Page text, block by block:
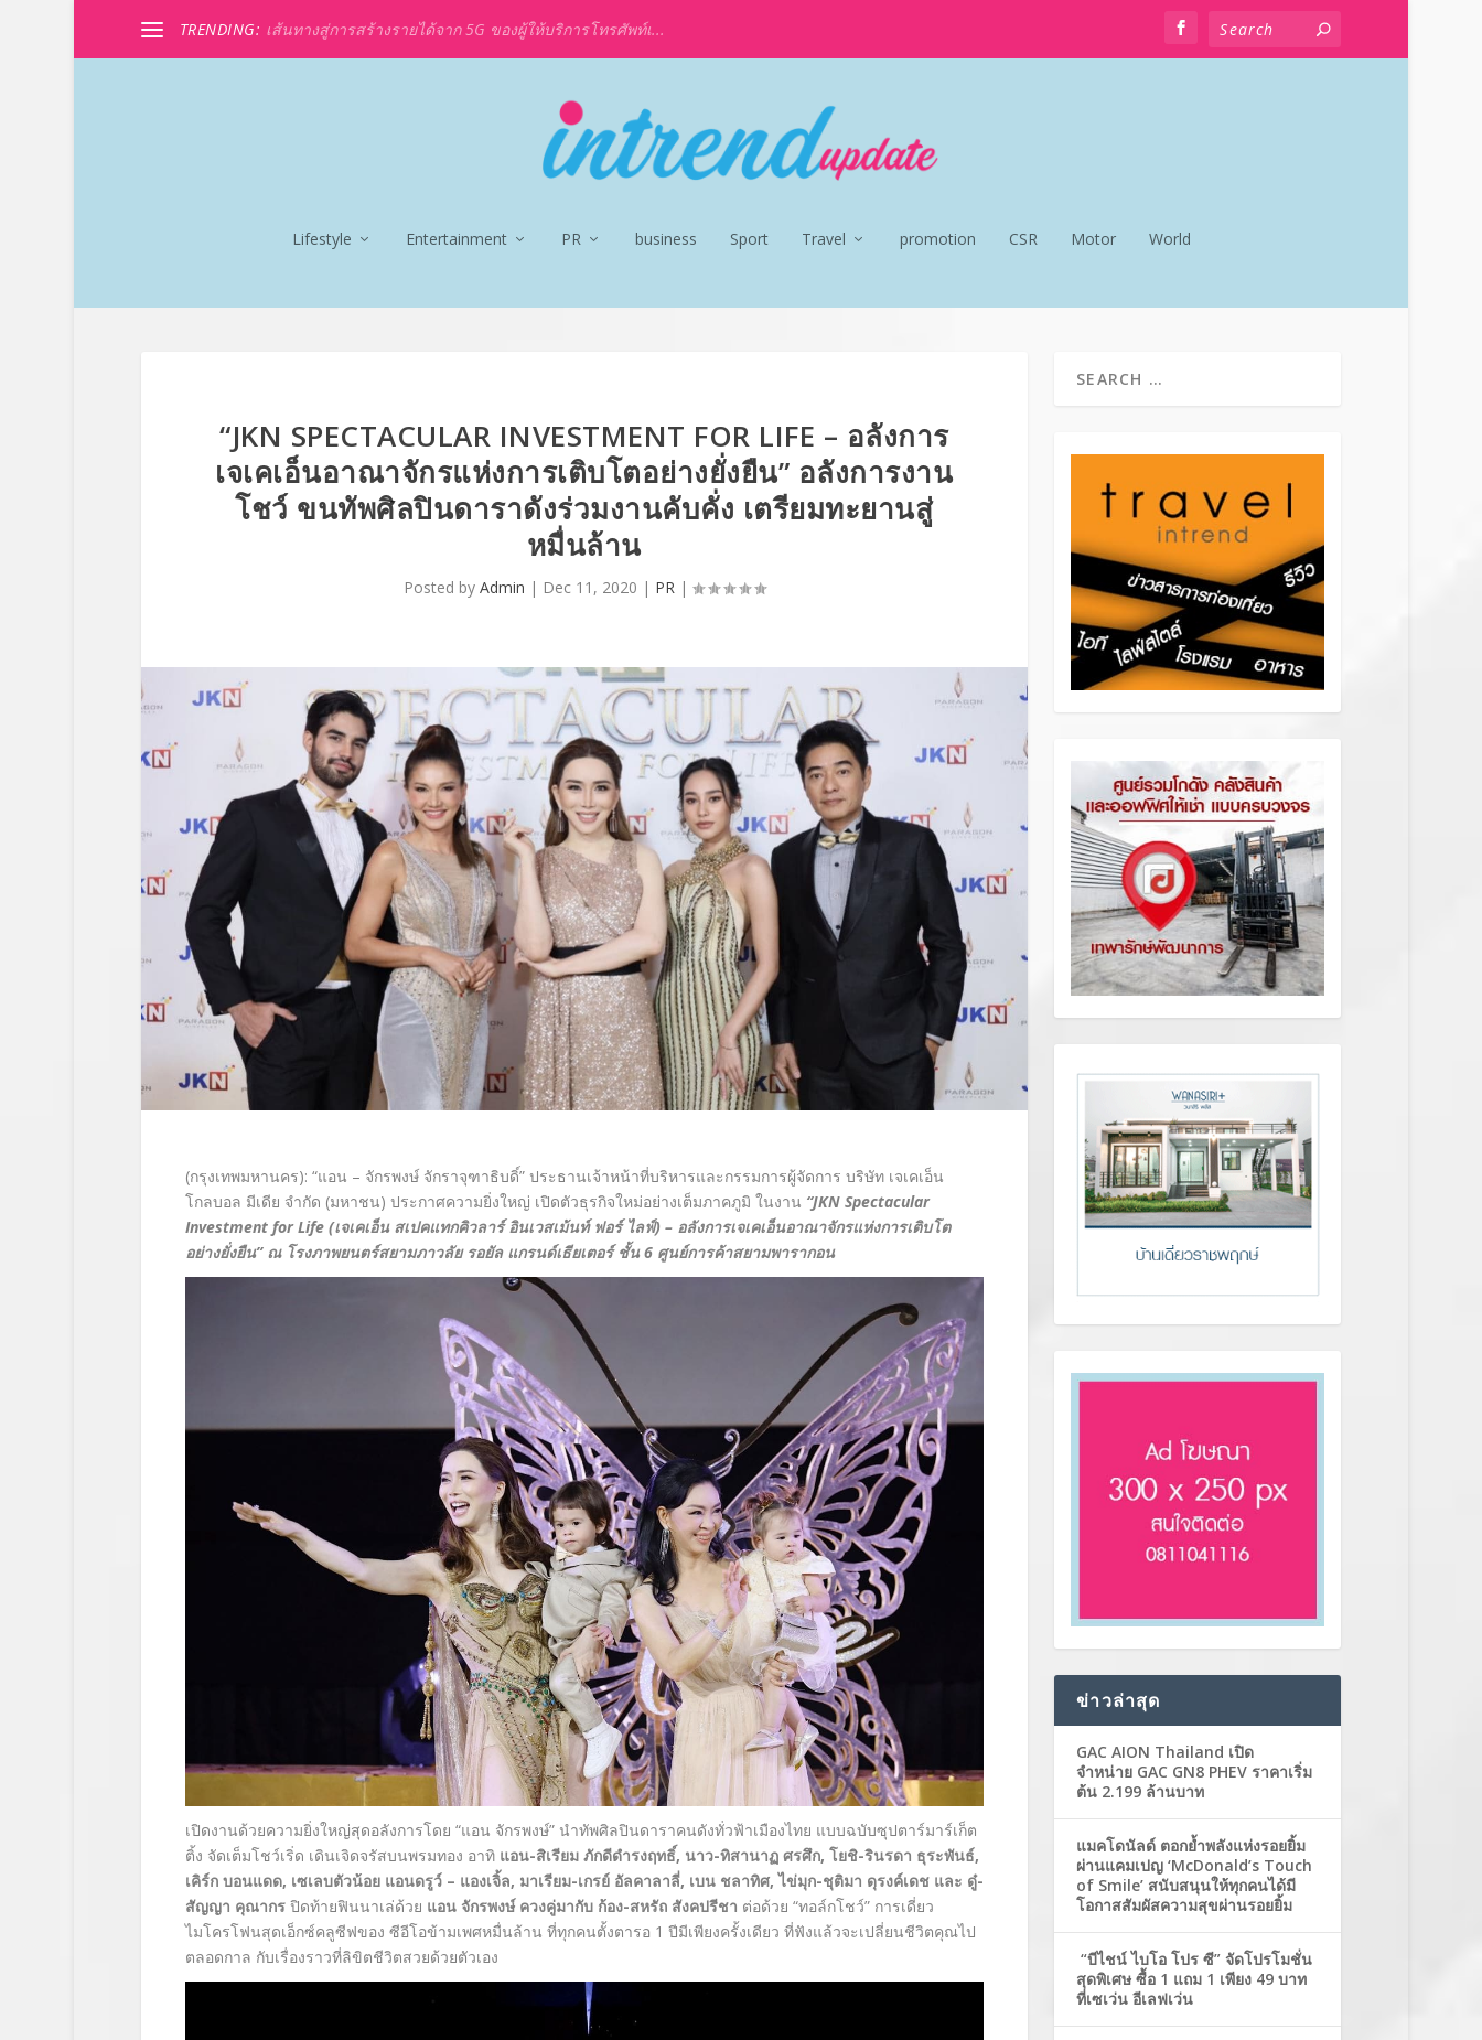
TRENDING: เส้นทางสู่การสร้างรายได้จาก 5G ของผู้ให้บริการโทรศัพท์เ...
Lifestyle Entertainment PR business Sport Travel promotion CSR Motor World
“JKN SPECTACULAR INVESTMENT FOR LIFE – อลังการ
เจเคเอ็นอาณาจักรแห่งการเติบโตอย่างยั่งยืน” อลังการงาน
โชว์ ขนทัพศิลปินดาราดังร่วมงานคับคั่ง เตรียมทะยานสู่
หมื่นล้าน
Posted by Admin | Dec 11, 2020 | PR|
(กรุงเทพมหานคร): “แอน – จักรพงษ์ จักราจุฑาธิบดิ์” ประธานเจ้าหน้าที่บริหารและกรรมการผู้จัดการ บริษัท เจเคเอ็น
โกลบอล มีเดีย จำกัด (มหาชน) ประกาศความยิ่งใหญ่ เปิดตัวธุรกิจใหม่อย่างเต็มภาคภูมิ ในงาน “JKN Spectacular
Investment for Life (เจเคเอ็น สเปคแทกคิวลาร์ อินเวสเม้นท์ ฟอร์ ไลฟ์)– อลังการเจเคเอ็นอาณาจักรแห่งการเติบโต
อย่างยั่งยืน” ณ โรงภาพยนตร์สยามภาวลัย รอยัล แกรนด์เธียเตอร์ ชั้น6ศูนย์การค้าสยามพารากอน
เปิดงานด้วยความยิ่งใหญ่สุดอลังการโดย “แอน จักรพงษ์” นำทัพศิลปินดาราคนดังทั่วฟ้าเมืองไทย แบบฉบับซุปตาร์มาร์เก็ต
ติ้ง จัดเต็มโชว์เริ่ด เดินเจิดจรัสบนพรมทอง อาทิ แอน-สิเรียม ภักดีดำรงฤทธิ์, นาว-ทิสานาฏ ศรศึก, โยชิ-รินรดา ธุระพันธ์,
เคิร์ก บอนแดด, เซเลบตัวน้อย แอนดรูว์ – แองเจิ้ล, มาเรียม-เกรย์ อัลคาลาลี่, เบน ชลาทิศ, ไข่มุก-ชุติมา ดุรงค์เดช และ ดู๋-
สัญญา คุณากรปิดท้ายฟินนาเล่ด้วย แอน จักรพงษ์ ควงคู่มากับ ก้อง-สหรัถ สังคปรีชา ต่อด้วย “ทอล์กโชว์”การเดี่ยว
ไมโครโฟนสุดเอ็กซ์คลูซีฟของ ซีอีโอข้ามเพศหมื่นล้าน ที่ทุกคนตั้งตารอ 1 ปีมีเพียงครั้งเดียว ที่ฟังแล้วจะเปลี่ยนชีวิตคุณไป
ตลอดกาล กับเรื่องราวที่ลิขิตชีวิตสวยด้วยตัวเอง
ข่าวล่าสุด
GAC AION Thailand เปิด
จำหน่าย GAC GN8 PHEV ราคาเริ่ม
ต้น 2.199 ล้านบาท
แมคโดนัลด์ ตอกย้ำพลังแห่งรอยยิ้ม
ผ่านแคมเปญ ‘McDonald’s Touch
of Smile’ สนับสนุนให้ทุกคนได้มี
โอกาสสัมผัสความสุขผ่านรอยยิ้ม
“บีไชน์ ไบโอ โปร ซี” จัดโปรโมชั่น
สุดพิเศษ ซื้อ 1 แถม 1 เพียง 49 บาท
ที่เซเว่น อีเลฟเว่น